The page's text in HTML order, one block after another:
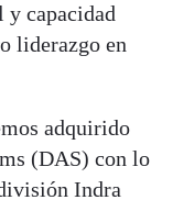
y capacidad
liderazgo en
adquirido
(DAS) con lo
Indra